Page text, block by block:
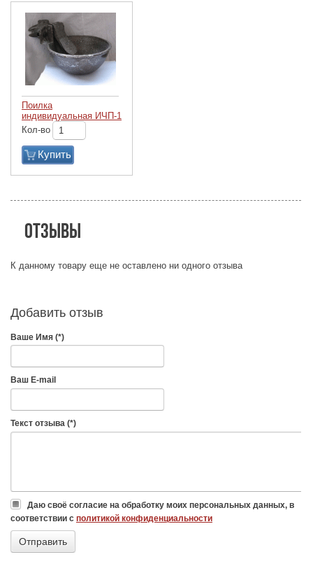
Поилка
индивидуальная ИЧП-1
Кол-во
Купить
Отзывы
К данному товару еще не оставлено ни одного отзыва
Добавить отзыв
Ваше Имя (*)
Ваш E-mail
Текст отзыва (*)
Даю своё согласие на обработку моих персональных данных, в
соответствии с политикой конфиденциальности